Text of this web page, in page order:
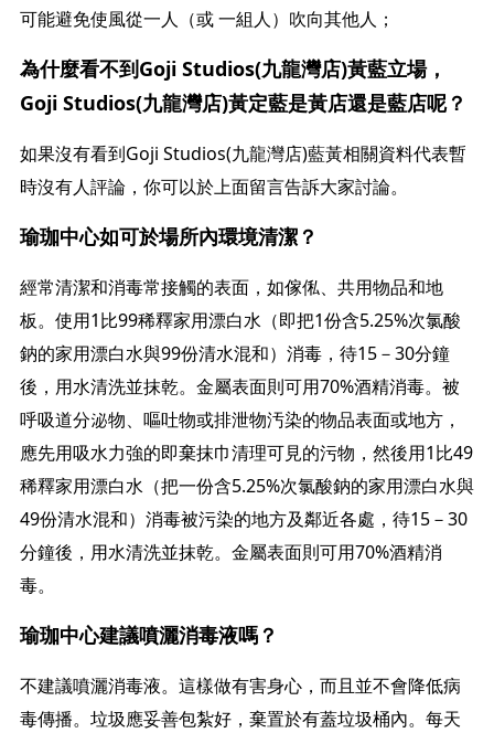
可能避免使風從一人（或 一組人）吹向其他人；
為什麼看不到Goji Studios(九龍灣店)黃藍立場，
Goji Studios(九龍灣店)黃定藍是黃店還是藍店呢？
如果沒有看到Goji Studios(九龍灣店)藍黃相關資料代表暫
時沒有人評論，你可以於上面留言告訴大家討論。
瑜珈中心如可於場所內環境清潔？
經常清潔和消毒常接觸的表面，如傢俬、共用物品和地
板。使用1比99稀釋家用漂白水（即把1份含5.25%次氯酸
鈉的家用漂白水與99份清水混和）消毒，待15－30分鐘
後，用水清洗並抹乾。金屬表面則可用70%酒精消毒。被
呼吸道分泌物、嘔吐物或排泄物汚染的物品表面或地方，
應先用吸水力強的即棄抹巾清理可見的污物，然後用1比49
稀釋家用漂白水（把一份含5.25%次氯酸鈉的家用漂白水與
49份清水混和）消毒被污染的地方及鄰近各處，待15－30
分鐘後，用水清洗並抹乾。金屬表面則可用70%酒精消
毒。
瑜珈中心建議噴灑消毒液嗎？
不建議噴灑消毒液。這樣做有害身心，而且並不會降低病
毒傳播。垃圾應妥善包紮好，棄置於有蓋垃圾桶內。每天